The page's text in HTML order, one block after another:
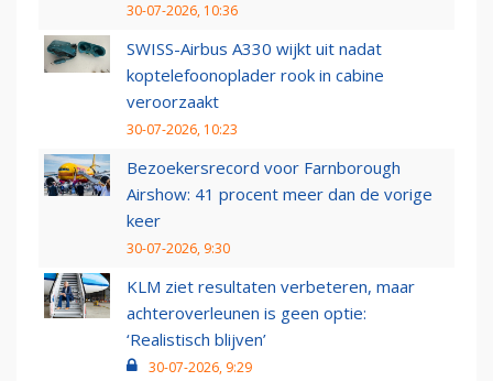
30-07-2026, 10:36
SWISS-Airbus A330 wijkt uit nadat
koptelefoonoplader rook in cabine
veroorzaakt
30-07-2026, 10:23
Bezoekersrecord voor Farnborough
Airshow: 41 procent meer dan de vorige
keer
30-07-2026, 9:30
KLM ziet resultaten verbeteren, maar
achteroverleunen is geen optie:
‘Realistisch blijven’
30-07-2026, 9:29